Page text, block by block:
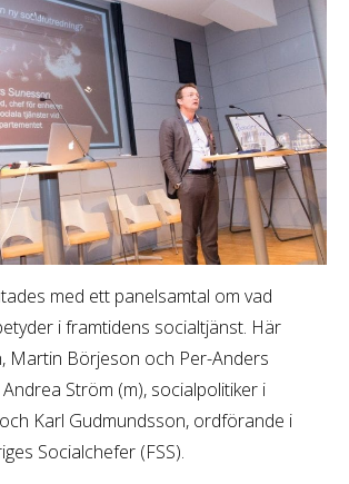
med ett panelsamtal om vad
i framtidens socialtjänst. Här
Martin Börjeson och Per-Anders
Ström (m), socialpolitiker i
Karl Gudmundsson, ordförande i
Socialchefer (FSS).